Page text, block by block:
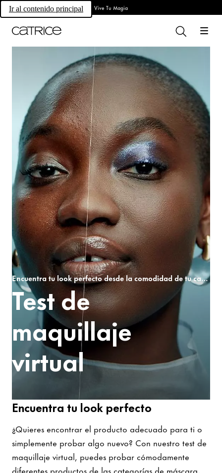
Ir al contenido principal Vive Tu Magia
Encuentra tu look perfecto desde la comodidad de tu casa de manera sencilla.
Test de
maquillaje
virtual
Encuentra tu look perfecto
¿Quieres encontrar el producto adecuado para ti o
simplemente probar algo nuevo? Con nuestro test de
maquillaje virtual, puedes probar cómodamente
diferentes productos de las categorías de máscara,